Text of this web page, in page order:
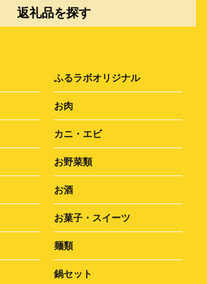
返礼品を探す
ふるラボオリジナル
お肉
カニ・エビ
お野菜類
お酒
お菓子・スイーツ
麺類
鍋セット